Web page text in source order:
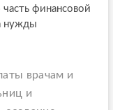
финансовой
нужды
врачам и
и